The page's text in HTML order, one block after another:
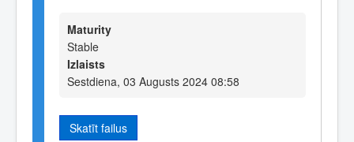
Maturity
Stable
Izlaists
Sestdiena, 03 Augusts 2024 08:58
Skatīt failus